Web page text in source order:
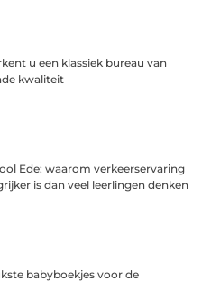
u een klassiek bureau van
kwaliteit
Ede: waarom verkeerservaring
is dan veel leerlingen denken
babyboekjes voor de